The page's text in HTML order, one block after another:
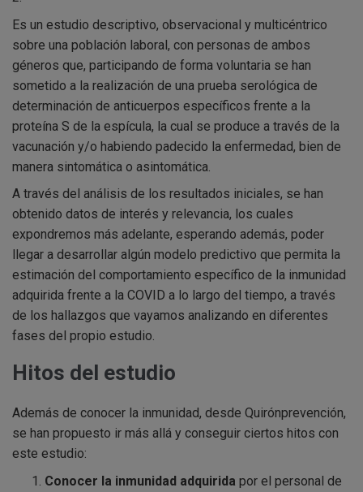
Es un estudio descriptivo, observacional y multicéntrico
sobre una población laboral, con personas de ambos
géneros que, participando de forma voluntaria se han
sometido a la realización de una prueba serológica de
determinación de anticuerpos específicos frente a la
proteína S de la espícula, la cual se produce a través de la
vacunación y/o habiendo padecido la enfermedad, bien de
manera sintomática o asintomática.
A través del análisis de los resultados iniciales, se han
obtenido datos de interés y relevancia, los cuales
expondremos más adelante, esperando además, poder
llegar a desarrollar algún modelo predictivo que permita la
estimación del comportamiento específico de la inmunidad
adquirida frente a la COVID a lo largo del tiempo, a través
de los hallazgos que vayamos analizando en diferentes
fases del propio estudio.
Hitos del estudio
Además de conocer la inmunidad, desde Quirónprevención,
se han propuesto ir más allá y conseguir ciertos hitos con
este estudio:
Conocer la inmunidad adquirida por el personal de